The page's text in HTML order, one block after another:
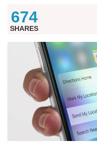
674
SHARES